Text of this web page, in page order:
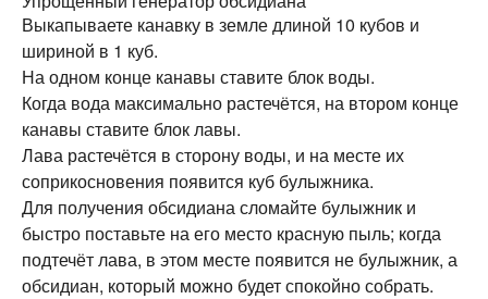
Выкапываете канавку в земле длиной 10 кубов и
шириной в 1 куб.
На одном конце канавы ставите блок воды.
Когда вода максимально растечётся, на втором конце
канавы ставите блок лавы.
Лава растечётся в сторону воды, и на месте их
соприкосновения появится куб булыжника.
Для получения обсидиана сломайте булыжник и
быстро поставьте на его место красную пыль; когда
подтечёт лава, в этом месте появится не булыжник, а
обсидиан, который можно будет спокойно собрать.